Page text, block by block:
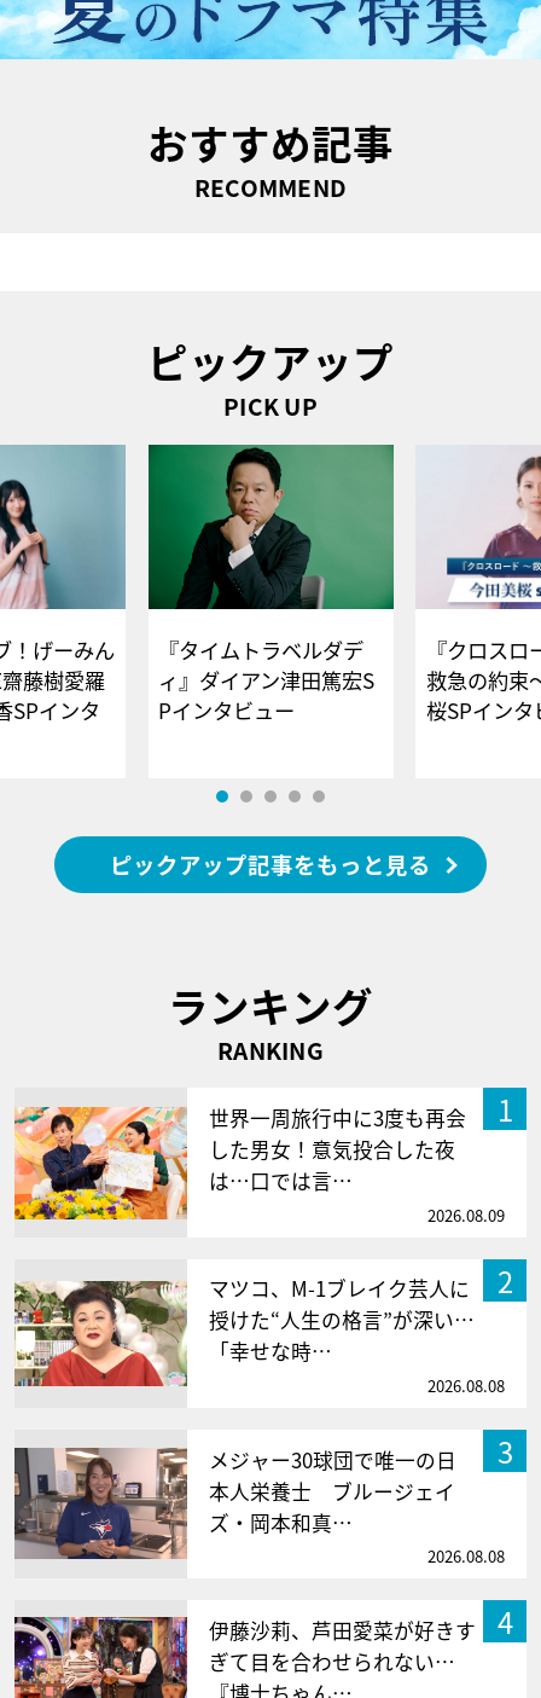
おすすめ記事
RECOMMEND
ピックアップ
PICK UP
！げーみん
藤樹愛羅
SPインタ
『タイムトラベルダデ
ィ』ダイアン津田篤宏S
Pインタビュー
『クロス
救急の約束
桜SPイ
ピックアップ記事をもっと見る
ランキング
RANKING
1
世界一周旅行中に3度も再会
した男女！意気投合した夜
は…口では言…
2026.08.09
2
マツコ、M-1ブレイク芸人に
授けた“人生の格言”が深い…
「幸せな時…
2026.08.08
3
メジャー30球団で唯一の日
本人栄養士 ブルージェイ
ズ・岡本和真…
2026.08.08
4
伊藤沙莉、芦田愛菜が好きす
ぎて目を合わせられない…